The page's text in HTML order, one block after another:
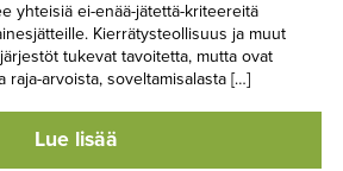
yhteisiä ei-enää-jätettä-kriteereitä
Kierrätysteollisuus ja muut
tukevat tavoitetta, mutta ovat
raja-arvoista, soveltamisalasta […]
Lue lisää